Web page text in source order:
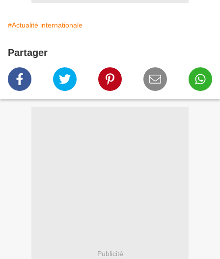
#Actualité internationale
Partager
Publicité